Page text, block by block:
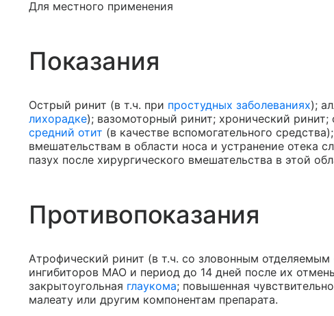
Для местного применения
Показания
Острый ринит (в т.ч. при простудных заболеваниях);
лихорадке); вазомоторный ринит; хронический
средний отит (в качестве вспомогательного
вмешательствам в области носа и устранение отека
пазух после хирургического вмешательства в этой
Противопоказания
Атрофический ринит (в т.ч. со зловонным
ингибиторов МАО и период до 14 дней после их
закрытоугольная глаукома; повышенная
малеату или другим компонентам препарата.